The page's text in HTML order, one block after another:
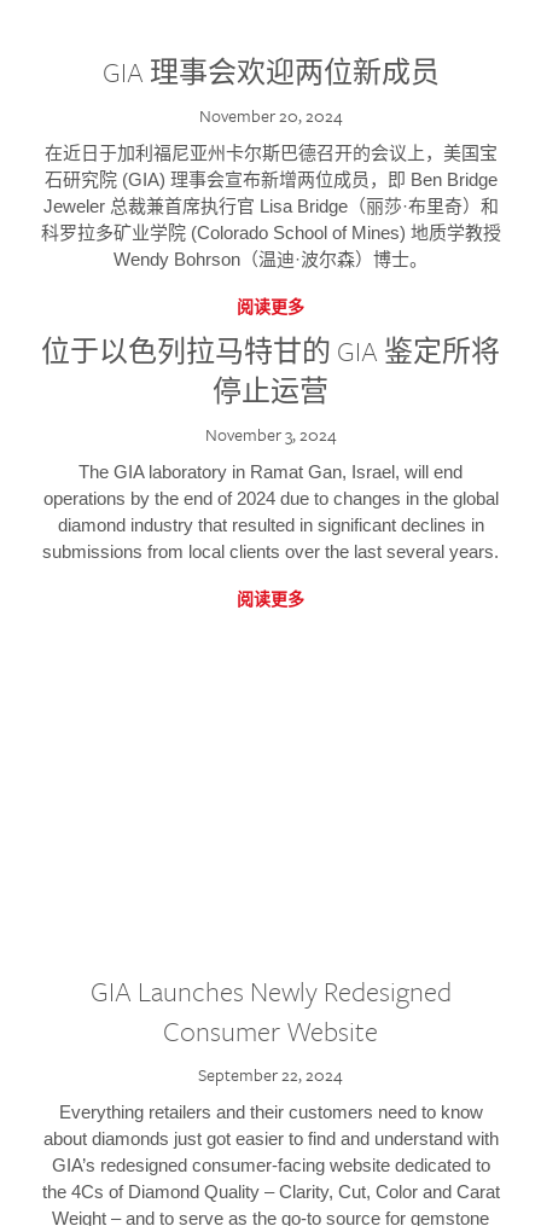
GIA 理事会欢迎两位新成员
November 20, 2024
在近日于加利福尼亚州卡尔斯巴德召开的会议上，美国宝
石研究院 (GIA) 理事会宣布新增两位成员，即 Ben Bridge
Jeweler 总裁兼首席执行官 Lisa Bridge（丽莎·布里奇）和
科罗拉多矿业学院 (Colorado School of Mines) 地质学教授
Wendy Bohrson（温迪·波尔森）博士。
阅读更多
位于以色列拉马特甘的 GIA 鉴定所将
停止运营
November 3, 2024
The GIA laboratory in Ramat Gan, Israel, will end
operations by the end of 2024 due to changes in the global
diamond industry that resulted in significant declines in
submissions from local clients over the last several years.
阅读更多
GIA Launches Newly Redesigned
Consumer Website
September 22, 2024
Everything retailers and their customers need to know
about diamonds just got easier to find and understand with
GIA’s redesigned consumer-facing website dedicated to
the 4Cs of Diamond Quality – Clarity, Cut, Color and Carat
Weight – and to serve as the go-to source for gemstone